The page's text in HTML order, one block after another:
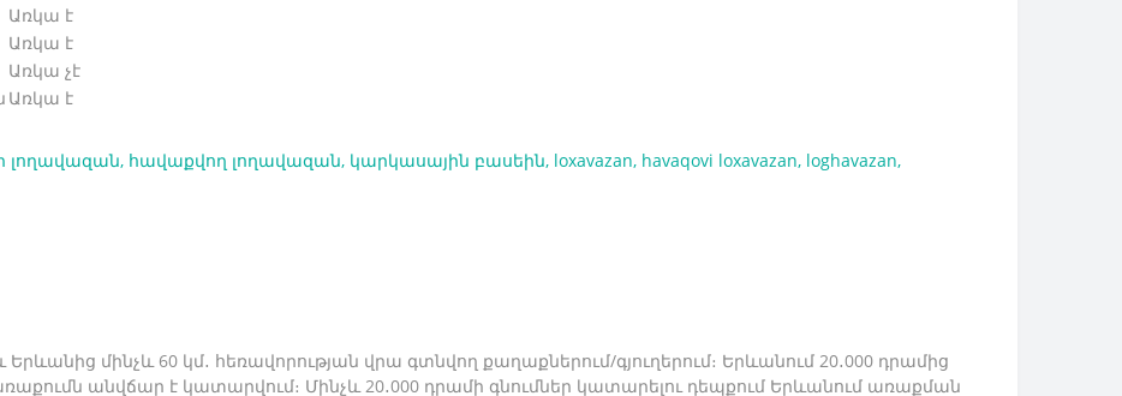
Առկա է
Առկա է
Առկա չէ
Առկա է
լողավազան, հավաքվող լողավազան, կարկասային բասեին, loxavazan, havaqovi loxavazan, loghavazan,
մինչև 60 կմ․ հեռավորության վրա գտնվող քաղաքներում/գյուղերում։ Երևանում 20․000 դրամից
անվճար է կատարվում։ Մինչև 20․000 դրամի գնումներ կատարելու դեպքում Երևանում առաքման